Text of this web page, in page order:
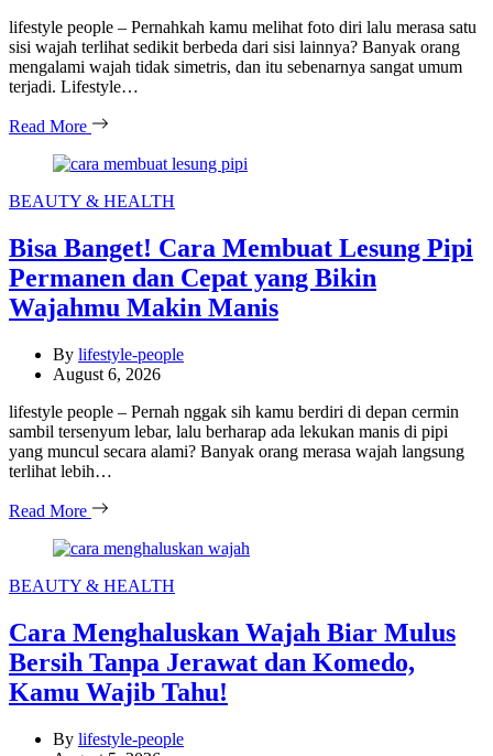
lifestyle people – Pernahkah kamu melihat foto diri lalu merasa satu
sisi wajah terlihat sedikit berbeda dari sisi lainnya? Banyak orang
mengalami wajah tidak simetris, dan itu sebenarnya sangat umum
terjadi. Lifestyle…
Read More
Categories
BEAUTY & HEALTH
Bisa Banget! Cara Membuat Lesung Pipi
Permanen dan Cepat yang Bikin
Wajahmu Makin Manis
By lifestyle-people
August 6, 2026
lifestyle people – Pernah nggak sih kamu berdiri di depan cermin
sambil tersenyum lebar, lalu berharap ada lekukan manis di pipi
yang muncul secara alami? Banyak orang merasa wajah langsung
terlihat lebih…
Read More
Categories
BEAUTY & HEALTH
Cara Menghaluskan Wajah Biar Mulus
Bersih Tanpa Jerawat dan Komedo,
Kamu Wajib Tahu!
By lifestyle-people